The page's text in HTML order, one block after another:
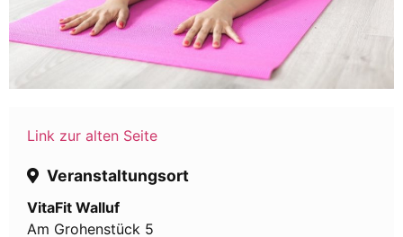
Link zur alten Seite
Veranstaltungsort
VitaFit Walluf
Am Grohenstück 5